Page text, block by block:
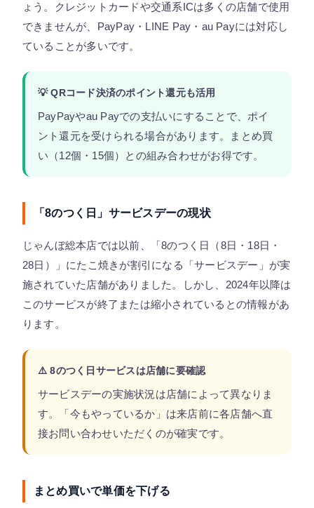
ょう。クレジットカードや交通系ICは多くの店舗で使用
できませんが、PayPay・LINE Pay・au Payには対応し
ていることが多いです。
💡 QRコード決済のポイント還元も活用
PayPayやau Payでの支払いにすることで、ポイ
ント還元を受けられる場合があります。まとめ買
い（12個・15個）との組み合わせがお得です。
「8のつく日」サービスデーの現状
じゃんぼ総本店では以前、「8のつく日（8日・18日・
28日）」にたこ焼きが割引になる「サービスデー」が実
施されていた店舗がありました。しかし、2024年以降は
このサービスが終了または縮小されているとの情報があ
ります。
⚠️ 8のつく日サービスは店舗に要確認
サービスデーの実施状況は店舗によって異なりま
す。「今もやっているか」は来店前に各店舗へ直
接お問い合わせいただくのが確実です。
まとめ買いで単価を下げる